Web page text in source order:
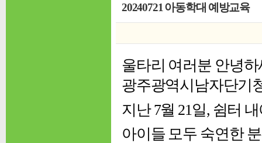
20240721 아동학대 예방교육
울타리 여러분 안녕하
광주광역시남자단기
지난 7월 21일, 쉼터
아이들 모두 숙연한